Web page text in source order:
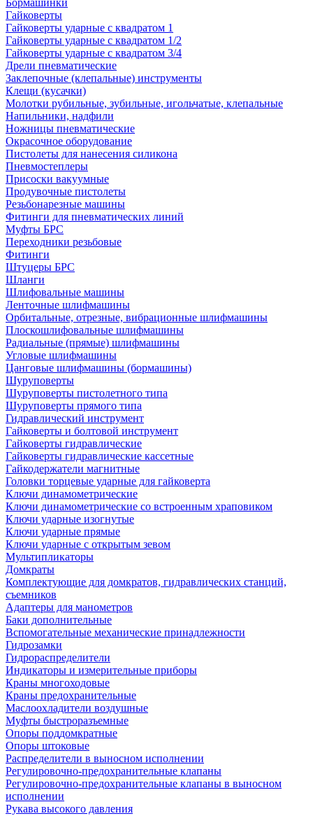
Бормашинки
Гайковерты
Гайковерты ударные с квадратом 1
Гайковерты ударные с квадратом 1/2
Гайковерты ударные с квадратом 3/4
Дрели пневматические
Заклепочные (клепальные) инструменты
Клещи (кусачки)
Молотки рубильные, зубильные, игольчатые, клепальные
Напильники, надфили
Ножницы пневматические
Окрасочное оборудование
Пистолеты для нанесения силикона
Пневмостеплеры
Присоски вакуумные
Продувочные пистолеты
Резьбонарезные машины
Фитинги для пневматических линий
Муфты БРС
Переходники резьбовые
Фитинги
Штуцеры БРС
Шланги
Шлифовальные машины
Ленточные шлифмашины
Орбитальные, отрезные, вибрационные шлифмашины
Плоскошлифовальные шлифмашины
Радиальные (прямые) шлифмашины
Угловые шлифмашины
Цанговые шлифмашины (бормашины)
Шуруповерты
Шуруповерты пистолетного типа
Шуруповерты прямого типа
Гидравлический инструмент
Гайковерты и болтовой инструмент
Гайковерты гидравлические
Гайковерты гидравлические кассетные
Гайкодержатели магнитные
Головки торцевые ударные для гайковерта
Ключи динамометрические
Ключи динамометрические со встроенным храповиком
Ключи ударные изогнутые
Ключи ударные прямые
Ключи ударные с открытым зевом
Мультипликаторы
Домкраты
Комплектующие для домкратов, гидравлических станций,
съемников
Адаптеры для манометров
Баки дополнительные
Вспомогательные механические принадлежности
Гидрозамки
Гидрораспределители
Индикаторы и измерительные приборы
Краны многоходовые
Краны предохранительные
Маслоохладители воздушные
Муфты быстроразъемные
Опоры поддомкратные
Опоры штоковые
Распределители в выносном исполнении
Регулировочно-предохранительные клапаны
Регулировочно-предохранительные клапаны в выносном
исполнении
Рукава высокого давления